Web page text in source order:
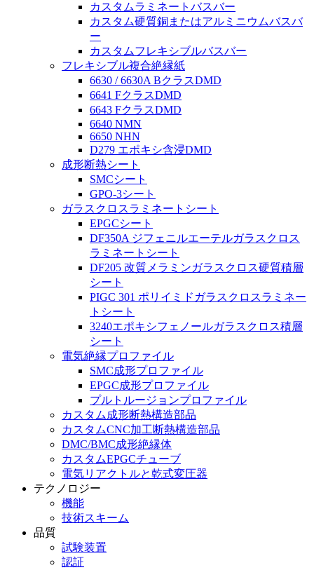
カスタムラミネートバスバー
カスタム硬質銅またはアルミニウムバスバ
ー
カスタムフレキシブルバスバー
フレキシブル複合絶縁紙
6630 / 6630A BクラスDMD
6641 FクラスDMD
6643 FクラスDMD
6640 NMN
6650 NHN
D279 エポキシ含浸DMD
成形断熱シート
SMCシート
GPO-3シート
ガラスクロスラミネートシート
EPGCシート
DF350A ジフェニルエーテルガラスクロス
ラミネートシート
DF205 改質メラミンガラスクロス硬質積層
シート
PIGC 301 ポリイミドガラスクロスラミネー
トシート
3240エポキシフェノールガラスクロス積層
シート
電気絶縁プロファイル
SMC成形プロファイル
EPGC成形プロファイル
プルトルージョンプロファイル
カスタム成形断熱構造部品
カスタムCNC加工断熱構造部品
DMC/BMC成形絶縁体
カスタムEPGCチューブ
電気リアクトルと乾式変圧器
テクノロジー
機能
技術スキーム
品質
試験装置
認証